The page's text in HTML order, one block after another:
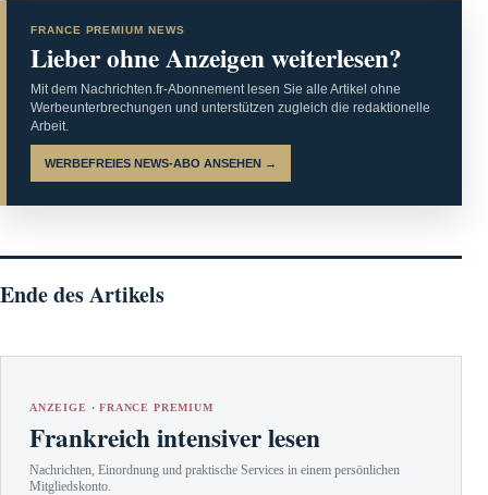
FRANCE PREMIUM NEWS
Lieber ohne Anzeigen weiterlesen?
Mit dem Nachrichten.fr-Abonnement lesen Sie alle Artikel ohne
Werbeunterbrechungen und unterstützen zugleich die redaktionelle
Arbeit.
WERBEFREIES NEWS-ABO ANSEHEN →
Ende des Artikels
ANZEIGE · FRANCE PREMIUM
Frankreich intensiver lesen
Nachrichten, Einordnung und praktische Services in einem persönlichen
Mitgliedskonto.